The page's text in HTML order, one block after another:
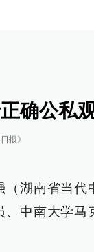
确公私
报》
（湖南省当代
、中南大学马